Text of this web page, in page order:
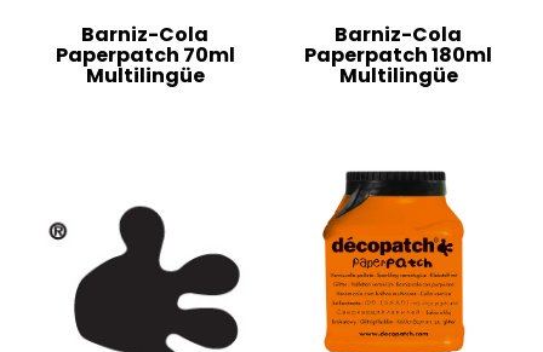
Barniz-Cola
Paperpatch 70ml
Multilingüe
Barniz-Cola
Paperpatch 180ml
Multilingüe